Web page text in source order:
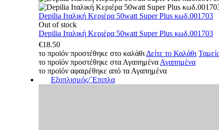
Depilia Ιταλική Κεριέρα 50watt Super Plus κωδ.001703
Out of stock
Depilia Ιταλική Κεριέρα 50watt Super Plus κωδ.001703
€18.50
το προϊόν προστέθηκε στο καλάθι Δείτε το Καλάθι
το προϊόν προστέθηκε στα Αγαπημένα Αγαπημένα
το προϊόν αφαιρέθηκε από τα Αγαπημένα
Εξοπλισμός/΄Επιπλα